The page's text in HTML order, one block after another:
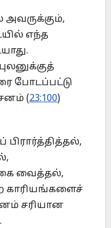
அவருக்கும்,
எந்த
போடப்பட்டு
(23:100)
வைத்தல்,
சரியான